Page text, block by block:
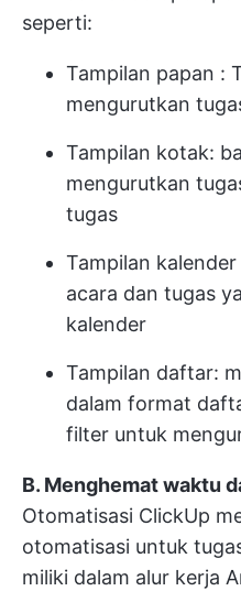
seperti:
Tampilan papan :
mengurutkan
Tampilan kotak:
mengurutkan
tugas
Tampilan kalender
acara dan tugas
kalender
Tampilan daftar:
dalam format
filter untuk
B. Menghemat waktu
Otomatisasi ClickUp
otomatisasi untuk
miliki dalam alur kerja